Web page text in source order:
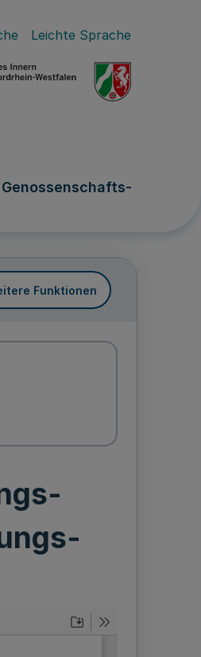
Leichte Sprache
Funktionen